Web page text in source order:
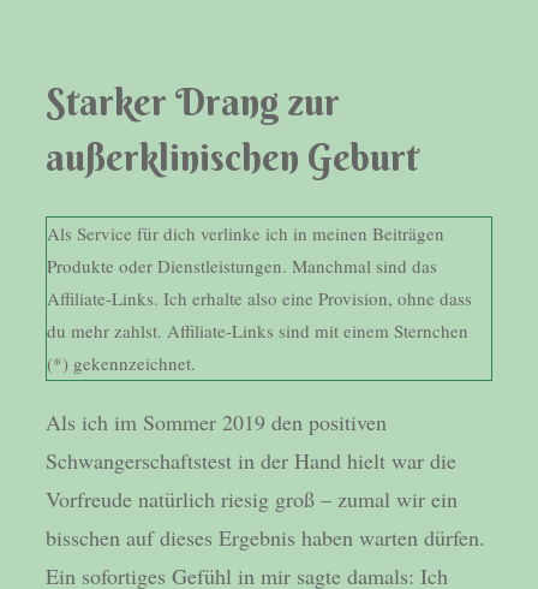
Starker Drang zur
außerklinischen Geburt
Als Service für dich verlinke ich in meinen Beiträgen
Produkte oder Dienstleistungen. Manchmal sind das
Affiliate-Links. Ich erhalte also eine Provision, ohne dass
du mehr zahlst. Affiliate-Links sind mit einem Sternchen
(*) gekennzeichnet.
Als ich im Sommer 2019 den positiven
Schwangerschaftstest in der Hand hielt war die
Vorfreude natürlich riesig groß – zumal wir ein
bisschen auf dieses Ergebnis haben warten dürfen.
Ein sofortiges Gefühl in mir sagte damals: Ich